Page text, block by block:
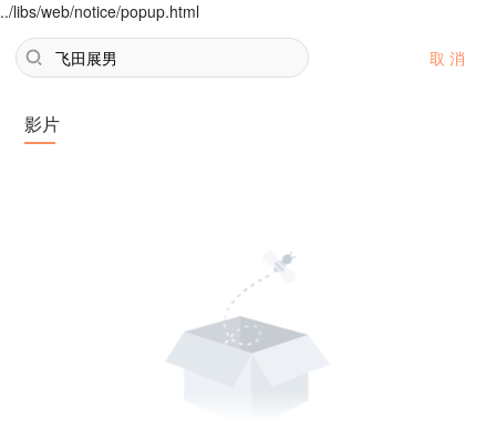
../libs/web/notice/popup.html
取 消
影片